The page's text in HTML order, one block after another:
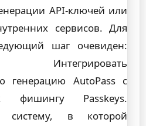
API-ключей или
сервисов. Для
шаг очевиден:
генерацию AutoPass с
фишингу Passkeys.
систему, в которой